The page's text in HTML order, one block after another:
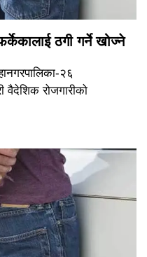
ठगी गर्ने खोज्ने
२६
वैदेशिक रोजगारीको